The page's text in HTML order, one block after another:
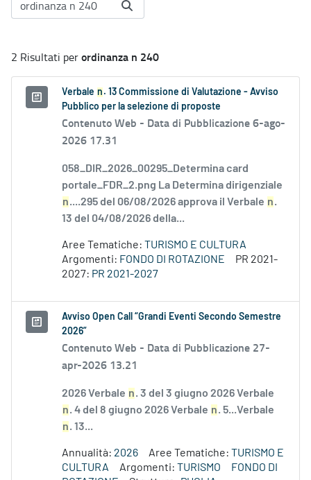
2 Risultati perordinanza n 240
Verbale n . 13 Commissione di Valutazione - Avviso
Pubblico per la selezione di proposte
Contenuto Web - Data di Pubblicazione 6-ago-
2026 17.31
058_DIR_2026_00295_Determina card
portale_FDR_2.png La Determina dirigenziale
n....295 del 06/08/2026 approva il Verbale n.
13 del 04/08/2026 della...
Aree Tematiche: TURISMO E CULTURA
Argomenti: FONDO DI ROTAZIONE
PR 2021-
2027: PR 2021-2027
Avviso Open Call “Grandi Eventi Secondo Semestre
2026”
Contenuto Web - Data di Pubblicazione 27-
apr-2026 13.21
2026 Verbale n. 3 del 3 giugno 2026 Verbale
n. 4 del 8 giugno 2026 Verbale n. 5...Verbale
n. 13...
Annualità: 2026 Aree Tematiche: TURISMO E
CULTURA
Argomenti: TURISMO
FONDO DI